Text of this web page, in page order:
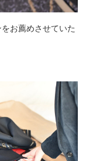
お薦めさせていた